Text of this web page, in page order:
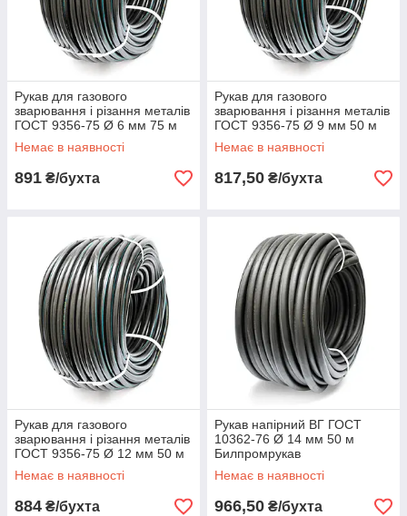
Рукав для газового
зварювання і різання металів
ГОСТ 9356-75 Ø 6 мм 75 м
Билпромрукав
Немає в наявності
891 ₴/бухта
Рукав для газового
зварювання і різання металів
ГОСТ 9356-75 Ø 9 мм 50 м
Билпромрукав
Немає в наявності
817,50 ₴/бухта
Рукав для газового
зварювання і різання металів
ГОСТ 9356-75 Ø 12 мм 50 м
Билпромрукав
Немає в наявності
884 ₴/бухта
Рукав напірний ВГ ГОСТ
10362-76 Ø 14 мм 50 м
Билпромрукав
Немає в наявності
966,50 ₴/бухта